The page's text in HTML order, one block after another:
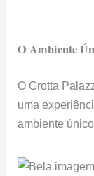
O Ambiente
O Grotta
uma
ambiente